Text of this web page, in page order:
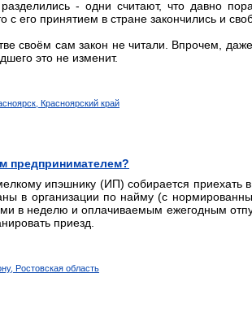
- одни считают, что давно
с его принятием в стране закончились и
своём сам закон не читали. Впрочем,
это не изменит.
Красноярский край
предпринимателем?
ипэшнику (ИП) собирается приехать
в организации по найму (с
в неделю и оплачиваемым ежегодным
приезд.
Ростовская область